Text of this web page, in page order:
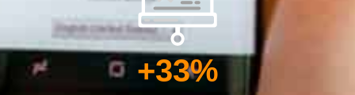
+33%